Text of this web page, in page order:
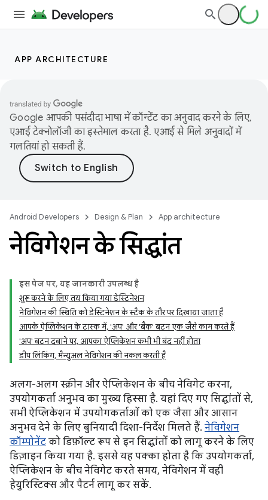
APP ARCHITECTURE
Google आपकी पसंदीदा भाषा में कॉन्टेंट का अनुवाद करने के लिए,
एआई टेक्नोलॉजी का इस्तेमाल करता है. एआई से मिले अनुवादों में
गलतियां हो सकती हैं.
Android Developers Design & Plan App architecture
नेविगेशन के सिद्धांत
इस पेज पर, यह जानकारी उपलब्ध है
शुरू करने के लिए तय किया गया डेस्टिनेशन
नेविगेशन की स्थिति को डेस्टिनेशन के स्टैक के तौर पर दिखाया जाता है
आपके ऐप्लिकेशन के टास्क में, 'अप' और 'बैक' बटन एक जैसे काम करते हैं
'अप' बटन दबाने पर, आपका ऐप्लिकेशन कभी भी बंद नहीं होता
डीप लिंकिंग, मैन्युअल नेविगेशन की नकल करती है
अलग-अलग स्क्रीन और ऐप्लिकेशन के बीच नेविगेट करना,
उपयोगकर्ता अनुभव का मुख्य हिस्सा है. यहां दिए गए सिद्धांतों से,
सभी ऐप्लिकेशन में उपयोगकर्ताओं को एक जैसा और आसान
अनुभव देने के लिए बुनियादी दिशा-निर्देश मिलते हैं. नेविगेशन
कॉम्पोनेंट को डिफ़ॉल्ट रूप से इन सिद्धांतों को लागू करने के लिए
डिज़ाइन किया गया है. इससे यह पक्का होता है कि उपयोगकर्ता,
ऐप्लिकेशन के बीच नेविगेट करते समय, नेविगेशन में वही
हेयुरिस्टिक्स और पैटर्न लागू कर सकें.